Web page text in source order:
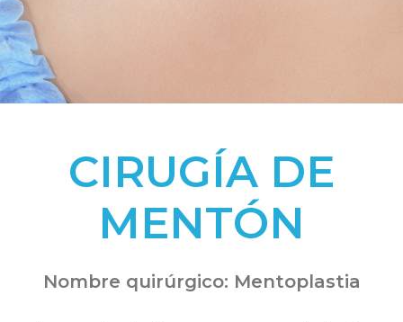
CIRUGÍA DE
MENTÓN
Nombre quirúrgico: Mentoplastia